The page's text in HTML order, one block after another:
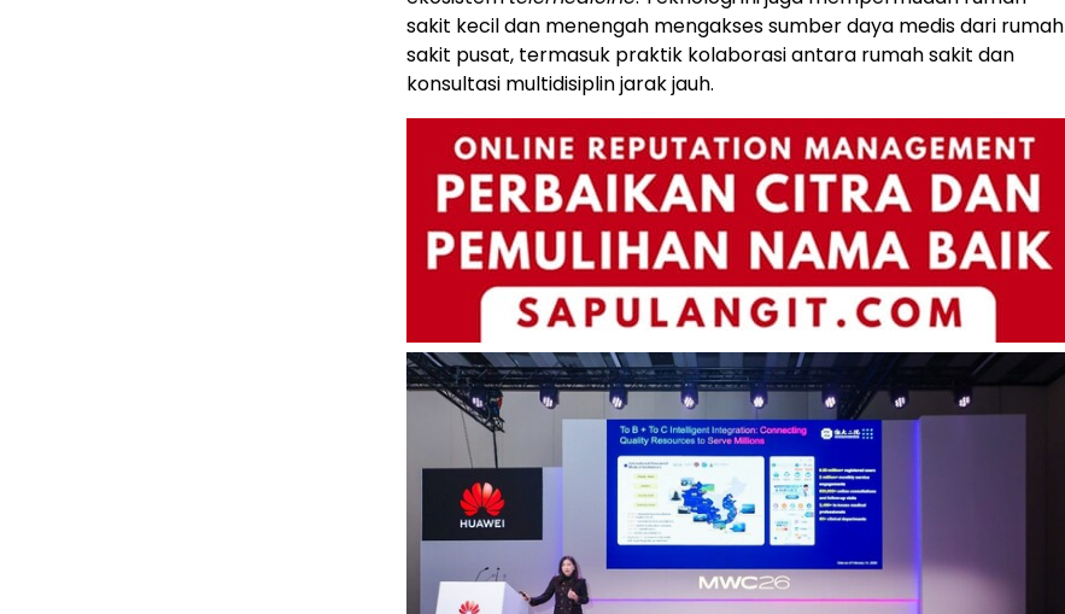
sakit kecil dan menengah mengakses sumber daya medis dari rumah
sakit pusat, termasuk praktik kolaborasi antara rumah sakit dan
konsultasi multidisiplin jarak jauh.